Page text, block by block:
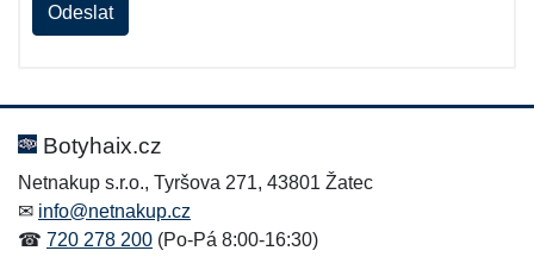
Odeslat
Botyhaix.cz
Netnakup s.r.o., Tyršova 271, 43801 Žatec
✉ info@netnakup.cz
☎ 720 278 200 (Po-Pá 8:00-16:30)